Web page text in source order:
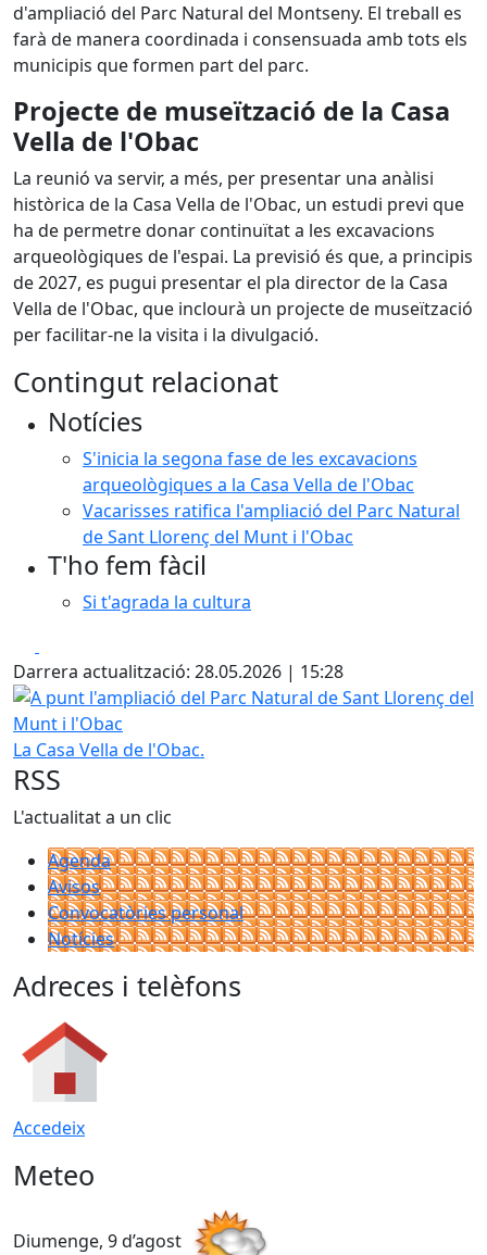
d'ampliació del Parc Natural del Montseny. El treball es
farà de manera coordinada i consensuada amb tots els
municipis que formen part del parc.
Projecte de museïtzació de la Casa
Vella de l'Obac
La reunió va servir, a més, per presentar una anàlisi
històrica de la Casa Vella de l'Obac, un estudi previ que
ha de permetre donar continuïtat a les excavacions
arqueològiques de l'espai. La previsió és que, a principis
de 2027, es pugui presentar el pla director de la Casa
Vella de l'Obac, que inclourà un projecte de museïtzació
per facilitar-ne la visita i la divulgació.
Contingut relacionat
Notícies
S'inicia la segona fase de les excavacions
arqueològiques a la Casa Vella de l'Obac
Vacarisses ratifica l'ampliació del Parc Natural
de Sant Llorenç del Munt i l'Obac
T'ho fem fàcil
Si t'agrada la cultura
Darrera actualització: 28.05.2026 | 15:28
A punt l'ampliació del Parc Natural de Sant Llorenç del
La Casa Vella de l'Obac.
RSS
L'actualitat a un clic
Agenda
Avisos
Convocatòries personal
Notícies
Adreces i telèfons
Accedeix
Meteo
Diumenge, 9 d’agost